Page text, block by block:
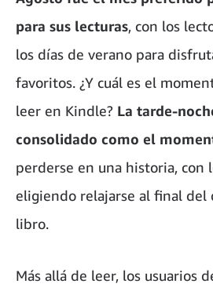
para sus lecturas, con los
los días de verano para
favoritos. ¿Y cuál es el
leer en Kindle? La tarde-
consolidado como el
perderse en una historia, con
eligiendo relajarse al final del
libro.
Más allá de leer, los usuarios